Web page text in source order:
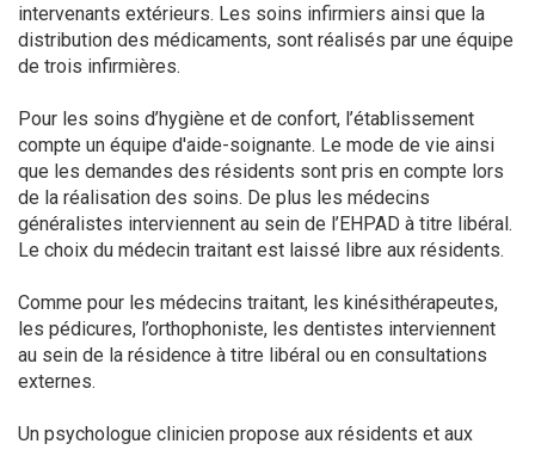
intervenants extérieurs. Les soins infirmiers ainsi que la
distribution des médicaments, sont réalisés par une équipe
de trois infirmières.
Pour les soins d’hygiène et de confort, l’établissement
compte un équipe d'aide-soignante. Le mode de vie ainsi
que les demandes des résidents sont pris en compte lors
de la réalisation des soins. De plus les médecins
généralistes interviennent au sein de l’EHPAD à titre libéral.
Le choix du médecin traitant est laissé libre aux résidents.
Comme pour les médecins traitant, les kinésithérapeutes,
les pédicures, l’orthophoniste, les dentistes interviennent
au sein de la résidence à titre libéral ou en consultations
externes.
Un psychologue clinicien propose aux résidents et aux